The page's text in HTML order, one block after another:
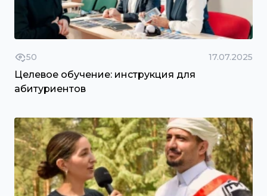
50 17.07.2025
Целевое обучение: инструкция для
абитуриентов